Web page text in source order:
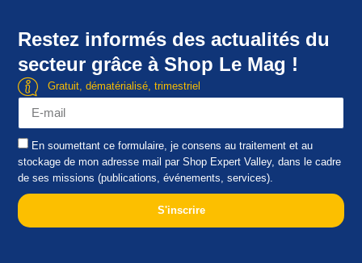
Restez informés des actualités du
secteur grâce à Shop Le Mag !
Gratuit, dématérialisé, trimestriel
En soumettant ce formulaire, je consens au traitement et au
stockage de mon adresse mail par Shop Expert Valley, dans le cadre
de ses missions (publications, événements, services).
S'inscrire